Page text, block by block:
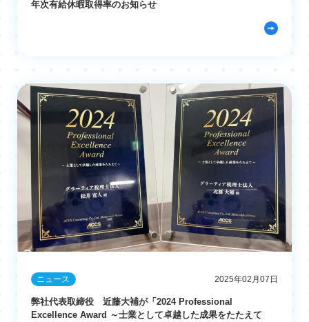
年次有給休暇取得率のお知らせ
ニュース 2025年02月07日
弊社代表取締役 近藤大補が「2024 Professional
Excellence Award ～士業として卓越した成果をたたえて